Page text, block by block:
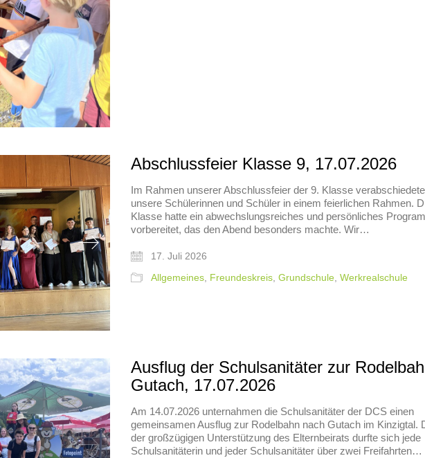
Abschlussfeier Klasse 9, 17.07.2026
Im Rahmen unserer Abschlussfeier der 9. Klasse
unsere Schülerinnen und Schüler in einem feierlichen Rahmen.
Klasse hatte ein abwechslungsreiches und persönliches
vorbereitet, das den Abend besonders machte. Wir…
17. Juli 2026
Allgemeines Freundeskreis Grundschule Werkrealschule
Ausflug der Schulsanitäter zur
Gutach, 17.07.2026
Am 14.07.2026 unternahmen die Schulsanitäter der DCS einen
gemeinsamen Ausflug zur Rodelbahn nach Gutach im Kinzigtal.
der großzügigen Unterstützung des Elternbeirats durfte sich jede
Schulsanitäterin und jeder Schulsanitäter über zwei Freifahrten…